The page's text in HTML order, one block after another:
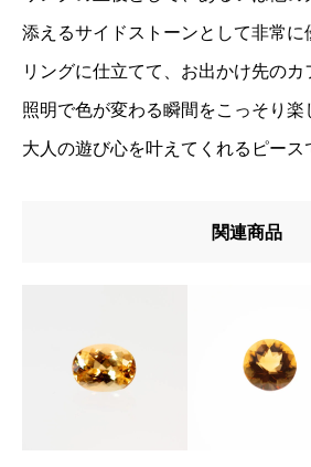
添えるサイドストーンとして非常に
リングに仕立てて、お出かけ先の
照明で色が変わる瞬間をこっそり
大人の遊び心を叶えてくれるピース
関連商品